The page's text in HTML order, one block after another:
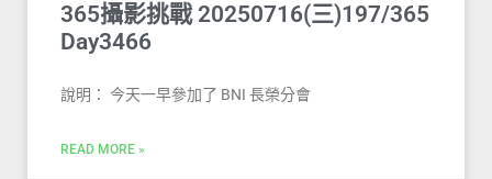
365攝影挑戰 20250716(三)197/365
Day3466
說明： 今天一早參加了 BNI 長榮分會
READ MORE »